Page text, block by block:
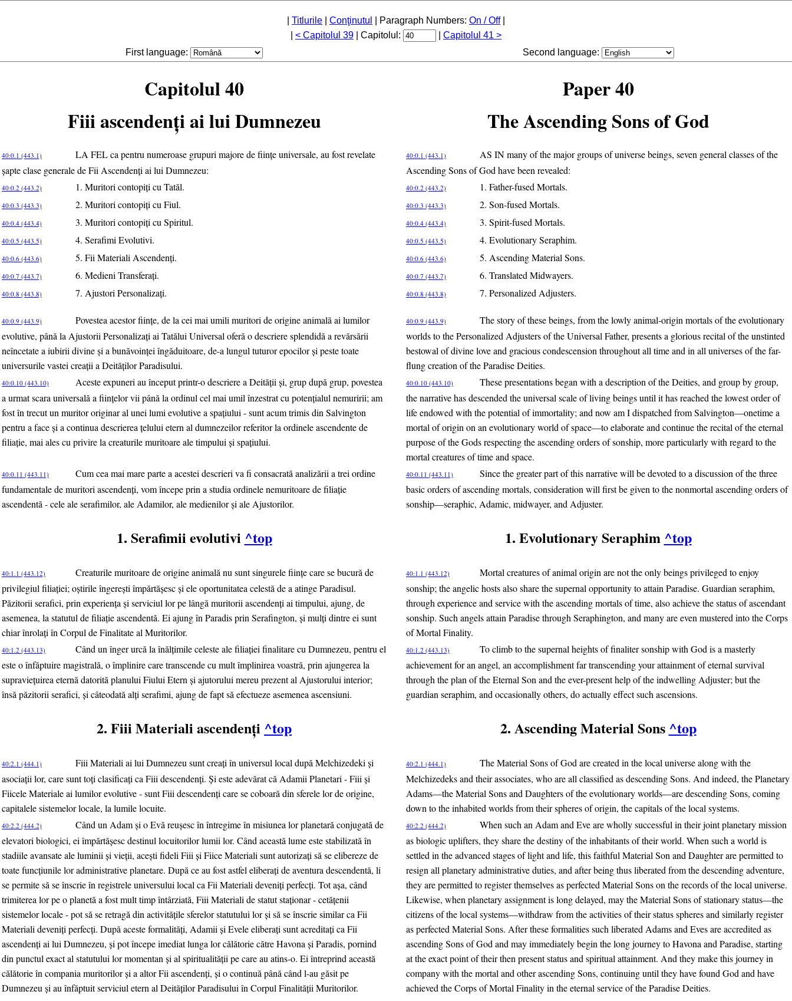
Titlurile Conţinutul | Paragraph Numbers: On / Off|
< Capitolul 39 | Capitolul:
Capitolul 41 >
First language:
Second language:
Capitolul 40
Paper 40
Fiii ascendenţi ai lui Dumnezeu
The Ascending Sons of God
40:0.1 (443.1)
LA FEL ca pentru numeroase grupuri majore de fiinţe universale, au fost revelate
şapte clase generale de Fii Ascendenţi ai lui Dumnezeu:
40:0.1 (443.1)
AS IN many of the major groups of universe beings, seven general classes of the
Ascending Sons of God have been revealed:
40:0.2 (443.2) 1. Muritori contopiţi cu Tatăl. 40:0.2 (443.2) 1. Father-fused Mortals.
40:0.3 (443.3) 2. Muritori contopiţi cu Fiul. 40:0.3 (443.3) 2. Son-fused Mortals.
40:0.4 (443.4) 3. Muritori contopiţi cu Spiritul. 40:0.4 (443.4) 3. Spirit-fused Mortals.
40:0.5 (443.5) 4. Serafimi Evolutivi. 40:0.5 (443.5) 4. Evolutionary Seraphim.
40:0.6 (443.6) 5. Fii Materiali Ascendenţi. 40:0.6 (443.6) 5. Ascending Material Sons.
40:0.7 (443.7) 6. Medieni Transferaţi. 40:0.7 (443.7) 6. Translated Midwayers.
40:0.8 (443.8) 7. Ajustori Personalizaţi. 40:0.8 (443.8) 7. Personalized Adjusters.
40:0.9 (443.9)
Povestea acestor fiinţe, de la cei mai umili muritori de origine animală ai lumilor
evolutive, până la Ajustorii Personalizaţi ai Tatălui Universal oferă o descriere splendidă a revărsării
neîncetate a iubirii divine şi a bunăvoinţei îngăduitoare, de-a lungul tuturor epocilor şi peste toate
universurile vastei creaţii a Deităţilor Paradisului.
40:0.9 (443.9)
The story of these beings, from the lowly animal-origin mortals of the evolutionary
worlds to the Personalized Adjusters of the Universal Father, presents a glorious recital of the unstinted
bestowal of divine love and gracious condescension throughout all time and in all universes of the far-
flung creation of the Paradise Deities.
40:0.10 (443.10)
Aceste expuneri au început printr-o descriere a Deităţii şi, grup după grup, povestea
a urmat scara universală a fiinţelor vii până la ordinul cel mai umil înzestrat cu potenţialul nemuririi; am
fost în trecut un muritor originar al unei lumi evolutive a spaţiului - sunt acum trimis din Salvington
pentru a face şi a continua descrierea ţelului etern al dumnezeilor referitor la ordinele ascendente de
filiaţie, mai ales cu privire la creaturile muritoare ale timpului şi spaţiului.
40:0.10 (443.10)
These presentations began with a description of the Deities, and group by group,
the narrative has descended the universal scale of living beings until it has reached the lowest order of
life endowed with the potential of immortality; and now am I dispatched from Salvington—onetime a
mortal of origin on an evolutionary world of space—to elaborate and continue the recital of the eternal
purpose of the Gods respecting the ascending orders of sonship, more particularly with regard to the
mortal creatures of time and space.
40:0.11 (443.11)
Cum cea mai mare parte a acestei descrieri va fi consacrată analizării a trei ordine
fundamentale de muritori ascendenţi, vom începe prin a studia ordinele nemuritoare de filiaţie
ascendentă - cele ale serafimilor, ale Adamilor, ale medienilor şi ale Ajustorilor.
40:0.11 (443.11)
Since the greater part of this narrative will be devoted to a discussion of the three
basic orders of ascending mortals, consideration will first be given to the nonmortal ascending orders of
sonship—seraphic, Adamic, midwayer, and Adjuster.
1. Serafimii evolutivi ^top 1. Evolutionary Seraphim ^top
40:1.1 (443.12)
Creaturile muritoare de origine animală nu sunt singurele fiinţe care se bucură de
privilegiul filiaţiei; oştirile îngereşti împărtăşesc şi ele oportunitatea celestă de a atinge Paradisul.
Păzitorii serafici, prin experienţa şi serviciul lor pe lângă muritorii ascendenţi ai timpului, ajung, de
asemenea, la statutul de filiaţie ascendentă. Ei ajung în Paradis prin Serafington, şi mulţi dintre ei sunt
chiar înrolaţi în Corpul de Finalitate al Muritorilor.
40:1.1 (443.12)
Mortal creatures of animal origin are not the only beings privileged to enjoy
sonship; the angelic hosts also share the supernal opportunity to attain Paradise. Guardian seraphim,
through experience and service with the ascending mortals of time, also achieve the status of ascendant
sonship. Such angels attain Paradise through Seraphington, and many are even mustered into the Corps
of Mortal Finality.
40:1.2 (443.13)
Când un înger urcă la înălţimile celeste ale filiaţiei finalitare cu Dumnezeu, pentru el
este o înfăptuire magistrală, o împlinire care transcende cu mult împlinirea voastră, prin ajungerea la
supravieţuirea eternă datorită planului Fiului Etern şi ajutorului mereu prezent al Ajustorului interior;
însă păzitorii serafici, şi câteodată alţi serafimi, ajung de fapt să efectueze asemenea ascensiuni.
40:1.2 (443.13)
To climb to the supernal heights of finaliter sonship with God is a masterly
achievement for an angel, an accomplishment far transcending your attainment of eternal survival
through the plan of the Eternal Son and the ever-present help of the indwelling Adjuster; but the
guardian seraphim, and occasionally others, do actually effect such ascensions.
2. Fiii Materiali ascendenţi ^top 2. Ascending Material Sons ^top
40:2.1 (444.1)
Fiii Materiali ai lui Dumnezeu sunt creaţi în universul local după Melchizedeki şi
asociaţii lor, care sunt toţi clasificaţi ca Fiii descendenţi. Şi este adevărat că Adamii Planetari - Fiii şi
Fiicele Materiale ai lumilor evolutive - sunt Fiii descendenţi care se coboară din sferele lor de origine,
capitalele sistemelor locale, la lumile locuite.
40:2.1 (444.1)
The Material Sons of God are created in the local universe along with the
Melchizedeks and their associates, who are all classified as descending Sons. And indeed, the Planetary
Adams—the Material Sons and Daughters of the evolutionary worlds—are descending Sons, coming
down to the inhabited worlds from their spheres of origin, the capitals of the local systems.
40:2.2 (444.2)
Când un Adam şi o Evă reuşesc în întregime în misiunea lor planetară conjugată de
elevatori biologici, ei împărtăşesc destinul locuitorilor lumii lor. Când această lume este stabilizată în
stadiile avansate ale luminii şi vieţii, aceşti fideli Fiii şi Fiice Materiali sunt autorizaţi să se elibereze de
toate funcţiunile lor administrative planetare. După ce au fost astfel eliberaţi de aventura descendentă, li
se permite să se înscrie în registrele universului local ca Fii Materiali deveniţi perfecţi. Tot aşa, când
trimiterea lor pe o planetă a fost mult timp întârziată, Fiii Materiali de statut staţionar - cetăţenii
sistemelor locale - pot să se retragă din activităţile sferelor statutului lor şi să se înscrie similar ca Fii
Materiali deveniţi perfecţi. După aceste formalităţi, Adamii şi Evele eliberaţi sunt acreditaţi ca Fii
ascendenţi ai lui Dumnezeu, şi pot începe imediat lunga lor călătorie către Havona şi Paradis, pornind
din punctul exact al statutului lor momentan şi al spiritualităţii pe care au atins-o. Ei întreprind această
călătorie în compania muritorilor şi a altor Fii ascendenţi, şi o continuă până când l-au găsit pe
Dumnezeu şi au înfăptuit serviciul etern al Deităţilor Paradisului în Corpul Finalităţii Muritorilor.
40:2.2 (444.2)
When such an Adam and Eve are wholly successful in their joint planetary mission
as biologic uplifters, they share the destiny of the inhabitants of their world. When such a world is
settled in the advanced stages of light and life, this faithful Material Son and Daughter are permitted to
resign all planetary administrative duties, and after being thus liberated from the descending adventure,
they are permitted to register themselves as perfected Material Sons on the records of the local universe.
Likewise, when planetary assignment is long delayed, may the Material Sons of stationary status—the
citizens of the local systems—withdraw from the activities of their status spheres and similarly register
as perfected Material Sons. After these formalities such liberated Adams and Eves are accredited as
ascending Sons of God and may immediately begin the long journey to Havona and Paradise, starting
at the exact point of their then present status and spiritual attainment. And they make this journey in
company with the mortal and other ascending Sons, continuing until they have found God and have
achieved the Corps of Mortal Finality in the eternal service of the Paradise Deities.